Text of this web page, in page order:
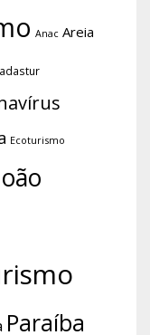
Anac Areia
Ecoturismo
Paraíba